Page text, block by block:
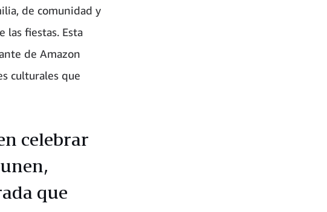
de comunidad y
las fiestas. Esta
de Amazon
culturales que
celebrar
que